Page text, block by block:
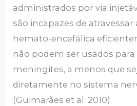
administrados por via
são incapazes de atravessar
hemato-encefálica
não podem ser usados
meningites, a menos que
diretamente no sistema
(Guimarães et al. 2010).